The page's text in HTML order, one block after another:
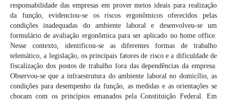
responsabilidade das empresas em prover meios ideais para realização
da função, evidenciou-se os riscos ergonômicos oferecidos pelas
condições inadequadas do ambiente laboral e desenvolveu-se um
formulário de avaliação ergonômica para ser aplicado no home office.
Nesse contexto, identificou-se as diferentes formas de trabalho
telemático, a legislação, os principais fatores de risco e a dificuldade de
fiscalização dos postos de trabalho fora das dependências da empresa.
Observou-se que a infraestrutura do ambiente laboral no domicílio, as
condições para desempenho da função, as medidas e as orientações se
chocam com os princípios emanados pela Constituição Federal. Em